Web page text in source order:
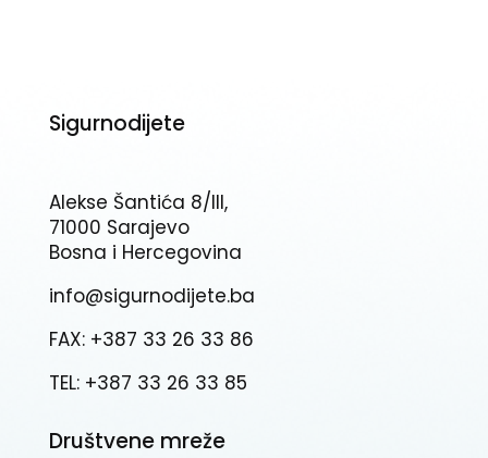
Sigurnodijete
Alekse Šantića 8/III,
71000 Sarajevo
Bosna i Hercegovina
info@sigurnodijete.ba
FAX: +387 33 26 33 86
TEL: +387 33 26 33 85
Društvene mreže